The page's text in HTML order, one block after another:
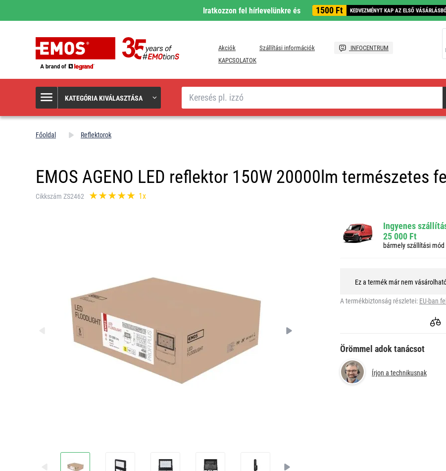
Iratkozzon fel hírlevelünkre és 1500 Ft KEDVEZMÉNYT KAP AZ ELSŐ
Akciók Szállítási információk
INFOCENTRUM
KAPCSOLATOK
KATEGÓRIA KIVÁLASZTÁSA
Keresés
Főoldal Reflektorok
EMOS AGENO LED reflektor 150W 20000lm természetes
Cikkszám ZS2462 1x
Ingyenes
25 000 Ft
bármely szállítási mód
Ez a termék már nem
A termékbiztonság részletei: EU-ban
Örömmel adok tanácsot
Írjon a technikusnak